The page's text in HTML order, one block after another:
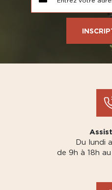
Du lundi
de 9h à 18h